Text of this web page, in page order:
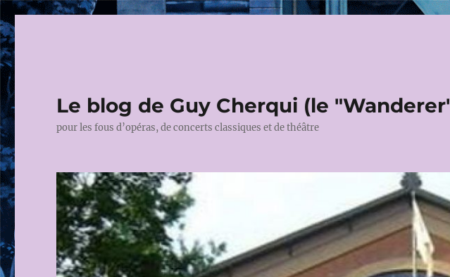
Le blog de Guy Cherqui (le
pour les fous d’opéras, de concerts classiques et de théâtre